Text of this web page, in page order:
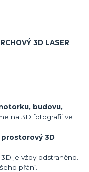
3D LASER
budovu,
na 3D fotografii ve
3D
je vždy odstraněno.
přání.